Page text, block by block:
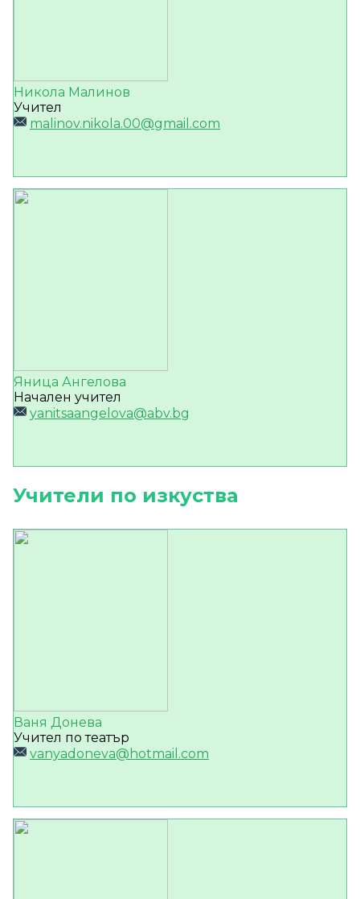
Никола Малинов
Учител
malinov.nikola.00@gmail.com
Яница Ангелова
Начален учител
yanitsaangelova@abv.bg
Учители по изкуства
Ваня Донева
Учител по театър
vanyadoneva@hotmail.com